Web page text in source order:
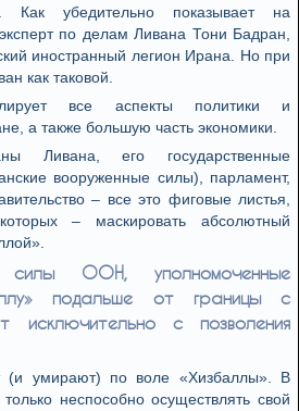
Как убедительно показывает на
по делам Ливана Тони Бадран,
иностранный легион Ирана. Но при
как таковой.
все аспекты политики и
а также большую часть экономики.
Ливана, его государственные
вооруженные силы), парламент,
– все это фиговые листья,
– маскировать абсолютный
силы ООН, уполномоченные
подальше от границы с
исключительно с позволения
(и умирают) по воле «Хизбаллы». В
только неспособно осуществлять свой